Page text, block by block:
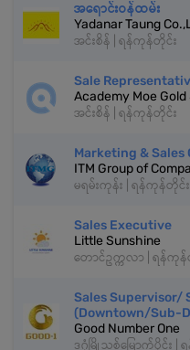
အရောင်းဝန်ထမ်း
Yadanar Taung
အင်းစိန် | ရန်ကုန်တိုင်း
Sale
Academy Moe
အင်းစိန် | ရန်ကုန်တိုင်း
Marketing & Sales
ITM Group of
မရမ်းကုန်း | ရန်ကုန်တိုင်း
Sales Executive
Little Sunshine
တောင်ဥက္ကလာ | ရန်ကုန်
Sales Supervisor/
(Downtown/Sub-
Good Number One
ဒဂုံမြို့သစ်မြောက်ပိုင်း |